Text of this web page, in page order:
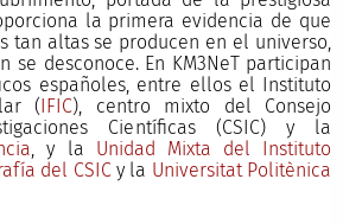
la primera evidencia de que
tan altas se producen en el universo,
se desconoce. En KM3NeT participan
españoles, entre ellos el Instituto
(IFIC), centro mixto del Consejo
Científicas (CSIC) y la
, y la Unidad Mixta del Instituto
del CSICy la Universitat Politènica